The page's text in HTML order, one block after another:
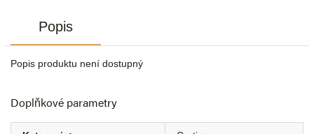
Popis
Popis produktu není dostupný
Doplňkové parametry